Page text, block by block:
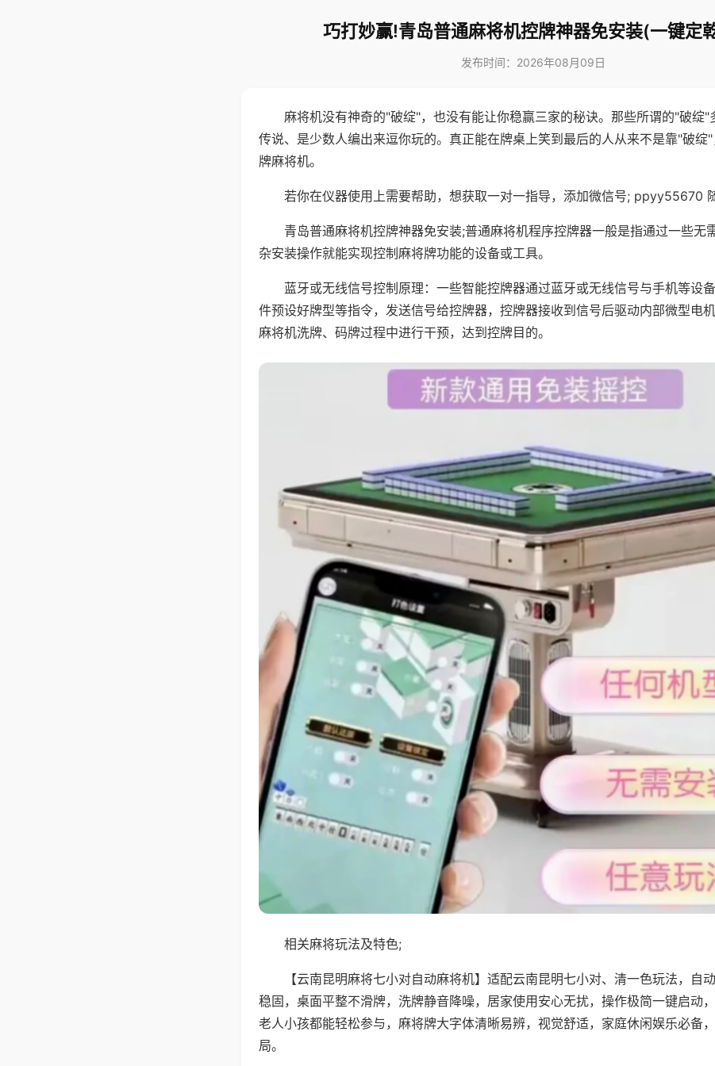
巧打妙赢!青岛普通麻将机控牌神器免安装(一键定
发布时间：2026年08月09日
麻将机没有神奇的"破绽"，也没有能让你稳赢三家的秘诀。那些所谓的"破绽"
传说、是少数人编出来逗你玩的。真正能在牌桌上笑到最后的人从来不是靠"破绽
牌麻将机。
若你在仪器使用上需要帮助，想获取一对一指导，添加微信号; ppyy55670
青岛普通麻将机控牌神器免安装;普通麻将机程序控牌器一般是指通过一些无
杂安装操作就能实现控制麻将牌功能的设备或工具。
蓝牙或无线信号控制原理：一些智能控牌器通过蓝牙或无线信号与手机等设
件预设好牌型等指令，发送信号给控牌器，控牌器接收到信号后驱动内部微型电
麻将机洗牌、码牌过程中进行干预，达到控牌目的。
相关麻将玩法及特色;
【云南昆明麻将七小对自动麻将机】适配云南昆明七小对、清一色玩法，自
稳固，桌面平整不滑牌，洗牌静音降噪，居家使用安心无扰，操作极简一键启动，
老人小孩都能轻松参与，麻将牌大字体清晰易辨，视觉舒适，家庭休闲娱乐必备
局。